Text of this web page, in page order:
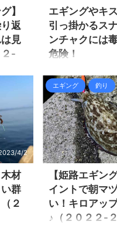
えま
の釣
ルの
てみ
行以
らし
バル
結果
と、物凄い疲労が
二見方面まで出発！
にイカとキスって
択肢に有りました
がきついのと久しぶ
行ってさっと釣っ
眠不足と疲労にも
れるだろうと出掛
しかし絶好調と聞
とイマイチって事
すが、 ...
】
返
見
-
ジン
間に
ング
てい
離島
グ開
アジ
エギングやキ
引っ掛かるス
ンチャクには
危険！
の色々な物を引っ
上げてしまいます
ゴミ ナマコ ヒトデ
色々な物が海底に
ますし、色んな生
ています。 先日エ
付近を狙っている
様にエギのカンナ
卵の様なイメージ
い物が巻き付いて
エギのカンナにそん
き付いているとエギ
4/2
木材
群
２
エギング 釣り
【姫路エギン
イントで朝マ
い！キロアッ
♪（２０２２-２